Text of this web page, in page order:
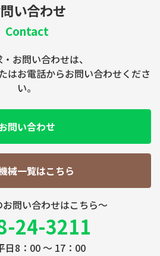
い合わせ
Contact
お問い合わせは、
はお電話からお問い合わせくださ
い。
問い合わせ
械一覧はこちら
問い合わせはこちら～
24-3211
日8：00 ～ 17：00